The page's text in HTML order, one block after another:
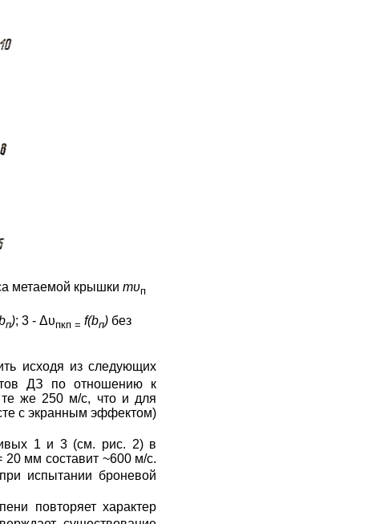
метаемой крышкиmυп
п); 3 -Δυпкп =f(bп) без
исходя из следующих
ДЗ по отношению к
же 250 м/с, что и для
с экранным эффектом)
1 и 3 (см. рис. 2) в
20 мм составит ~600 м/с.
испытании броневой
повторяет характер